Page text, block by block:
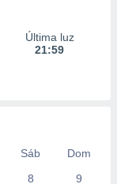
Última luz
21:59
Sáb
Dom
8 9